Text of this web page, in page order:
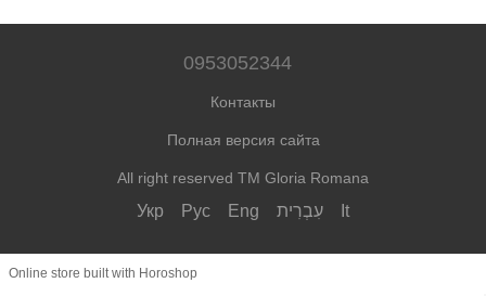
0953052344
Контакты
Полная версия сайта
All right reserved TM Gloria Romana
Укр Рус Eng עִבְרִית It
Online store built with Horoshop